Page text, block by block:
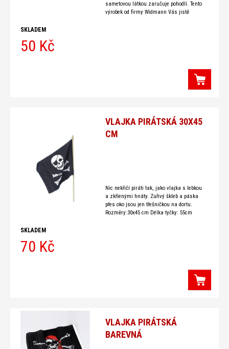
sametovou látkou zaručuje pohodlí. Tento
výrobek od firmy Widmann Vás jistě
SKLADEM
50 Kč
VLAJKA PIRÁTSKÁ 30X45
CM
Nic nekřičí piráti tak, jako vlajka s lebkou
a zkříenými hnáty. Zuřivý škleb a páska
přes oko jsou jen třešničkou na dortu.
Rozměry:30x45 cm Délka tyčky: 55cm
SKLADEM
70 Kč
VLAJKA PIRÁTSKÁ
BAREVNÁ